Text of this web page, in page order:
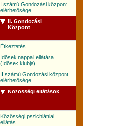
I.számú Gondozási központ
elérhetősége
II. Gondozási
Központ
Étkeztetés
Idõsek nappali ellátása
(Idõsek klubja)
II.számú Gondozási központ
elérhetősége
Közösségi ellátások
Közösségi pszichiátriai
ellátás